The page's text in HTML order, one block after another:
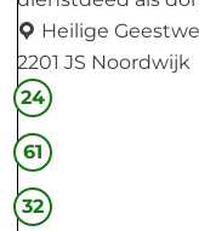
R
o
y
a
l
Heilige
2201 JS Noordwijk
T
h
o
m
a
24
61
32